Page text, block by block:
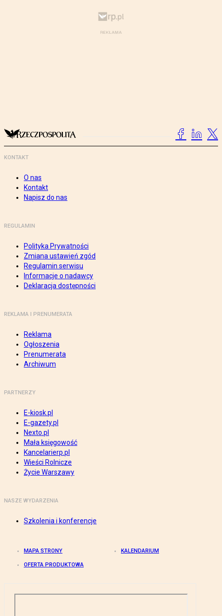
KONTAKT
O nas
Kontakt
Napisz do nas
REGULAMIN
Polityka Prywatności
Zmiana ustawień zgód
Regulamin serwisu
Informacje o nadawcy
Deklaracja dostępności
REKLAMA I PRENUMERATA
Reklama
Ogłoszenia
Prenumerata
Archiwum
PARTNERZY
E-kiosk.pl
E-gazety.pl
Nexto.pl
Mała księgowość
Kancelarierp.pl
Wieści Rolnicze
Życie Warszawy
NASZE WYDARZENIA
Szkolenia i konferencje
MAPA STRONY KALENDARIUM
OFERTA PRODUKTOWA